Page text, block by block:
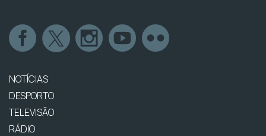
NOTÍCIAS
DESPORTO
TELEVISÃO
RÁDIO